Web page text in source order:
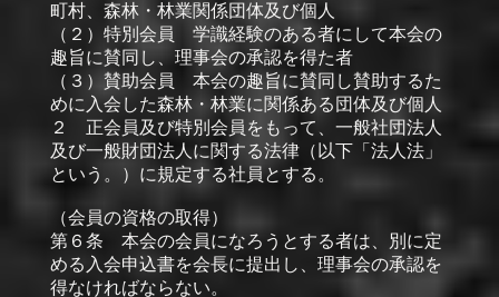
町村、森林・林業関係団体及び個人
（２）特別会員 学識経験のある者にして本会の
趣旨に賛同し、理事会の承認を得た者
（３）賛助会員 本会の趣旨に賛同し賛助するた
めに入会した森林・林業に関係ある団体及び個人
２ 正会員及び特別会員をもって、一般社団法人
及び一般財団法人に関する法律（以下「法人法」
という。）に規定する社員とする。
（会員の資格の取得）
第６条 本会の会員になろうとする者は、別に定
める入会申込書を会長に提出し、理事会の承認を
得なければならない。